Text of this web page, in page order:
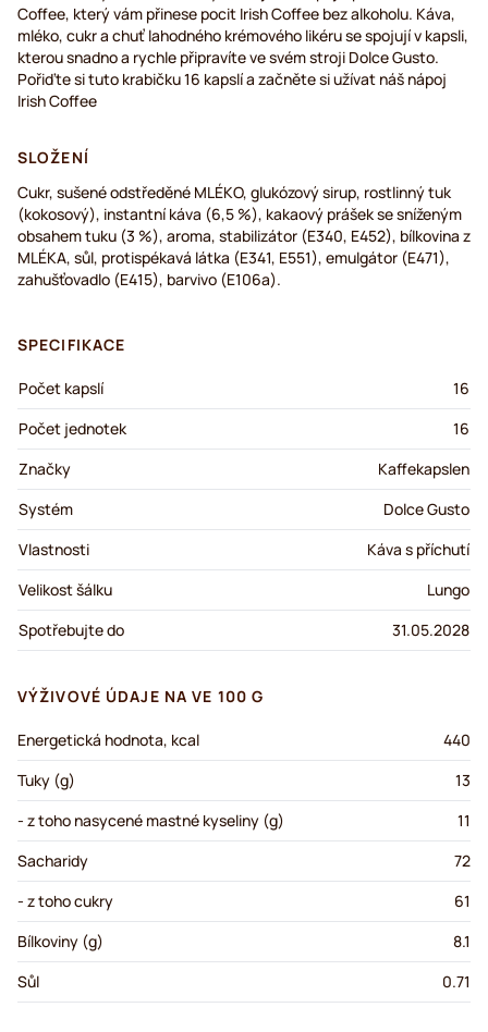
Coffee, který vám přinese pocit Irish Coffee bez alkoholu. Káva,
mléko, cukr a chuť lahodného krémového likéru se spojují v kapsli,
kterou snadno a rychle připravíte ve svém stroji Dolce Gusto.
Pořiďte si tuto krabičku 16 kapslí a začněte si užívat náš nápoj
Irish Coffee
SLOŽENÍ
Cukr, sušené odstředěné MLÉKO, glukózový sirup, rostlinný tuk
(kokosový), instantní káva (6,5 %), kakaový prášek se sníženým
obsahem tuku (3 %), aroma, stabilizátor (E340, E452), bílkovina z
MLÉKA, sůl, protispékavá látka (E341, E551), emulgátor (E471),
zahušťovadlo (E415), barvivo (E106a).
SPECIFIKACE
Počet kapslí
16
Počet jednotek
16
Značky
Kaffekapslen
Systém
Dolce Gusto
Vlastnosti
Káva s příchutí
Velikost šálku
Lungo
Spotřebujte do
31.05.2028
VÝŽIVOVÉ ÚDAJE NA VE 100 G
Energetická hodnota, kcal
440
Tuky (g)
13
- z toho nasycené mastné kyseliny (g)
11
Sacharidy
72
- z toho cukry
61
Bílkoviny (g)
8.1
Sůl
0.71